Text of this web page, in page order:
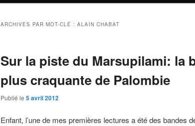
ARCHIVES PAR MOT-CLÉ : ALAIN CHABAT
Sur la piste du Marsupilami: la
plus craquante de Palombie
Publié le 5 avril 2012
Enfant, l’une de mes premières lectures a été des bandes